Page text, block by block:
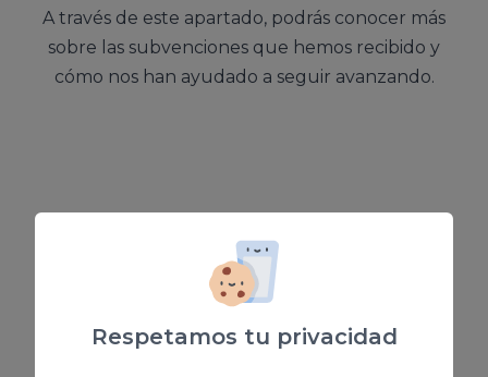
Respetamos tu privacidad
A través de este apartado, podrás conocer más
sobre las subvenciones que hemos recibido y
cómo nos han ayudado a seguir avanzando.